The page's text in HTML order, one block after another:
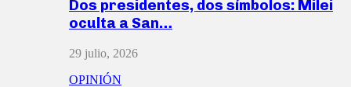
Dos presidentes, dos símbolos: Milei
oculta a San…
29 julio, 2026
OPINIÓN